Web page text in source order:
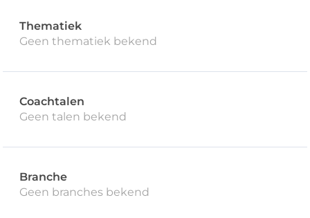
Thematiek
Geen thematiek bekend
Coachtalen
Geen talen bekend
Branche
Geen branches bekend